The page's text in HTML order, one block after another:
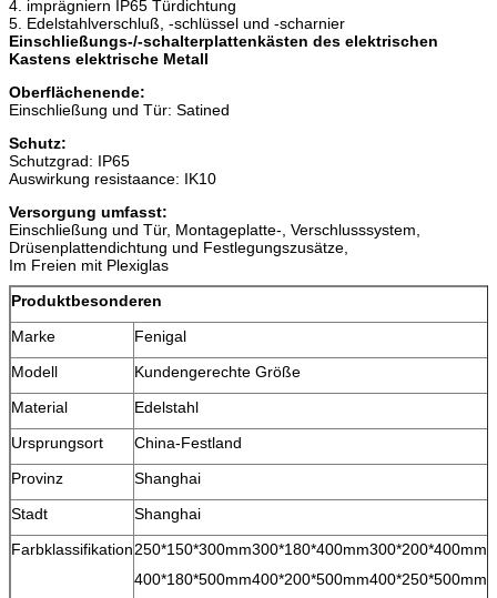
4. imprägniern IP65 Türdichtung
5. Edelstahlverschluß, -schlüssel und -scharnier
Einschließungs-/-schalterplattenkästen des elektrischen
Kastens elektrische Metall
Oberflächenende:
Einschließung und Tür: Satined
Schutz:
Schutzgrad: IP65
Auswirkung resistaance: IK10
Versorgung umfasst:
Einschließung und Tür, Montageplatte-, Verschlusssystem,
Drüsenplattendichtung und Festlegungszusätze,
Im Freien mit Plexiglas
Produktbesonderen
Marke
Fenigal
Modell
Kundengerechte Größe
Material
Edelstahl
Ursprungsort
China-Festland
Provinz
Shanghai
Stadt
Shanghai
Farbklassifikation